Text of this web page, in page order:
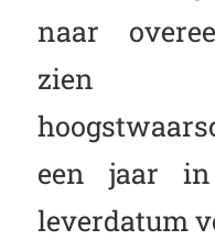
naar
zien
een jaar
leverdatum